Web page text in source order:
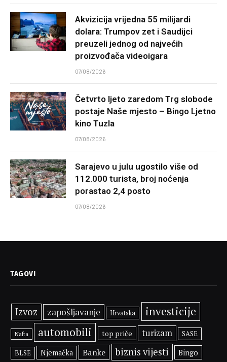
Akvizicija vrijedna 55 milijardi
dolara: Trumpov zet i Saudijci
preuzeli jednog od najvećih
proizvođača videoigara
07/08/2026
Četvrto ljeto zaredom Trg slobode
postaje Naše mjesto – Bingo Ljetno
kino Tuzla
07/08/2026
Sarajevo u julu ugostilo više od
112.000 turista, broj noćenja
porastao 2,4 posto
07/08/2026
TAGOVI
Izvoz zapošljavanje Hrvatska investicije
Nafta automobili top priče turizam SASE
BLSE Njemačka Banke biznis vijesti Bingo